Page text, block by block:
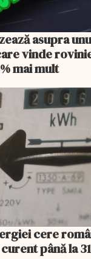
asupra
vinde
mai mult
cere
până la